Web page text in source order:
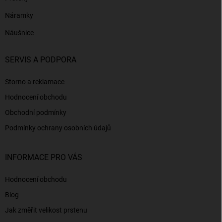
Náramky
Náušnice
SERVIS A PODPORA
Storno a reklamace
Hodnocení obchodu
Obchodní podmínky
Podmínky ochrany osobních údajů
INFORMACE PRO VÁS
Hodnocení obchodu
Blog
Jak změřit velikost prstenu